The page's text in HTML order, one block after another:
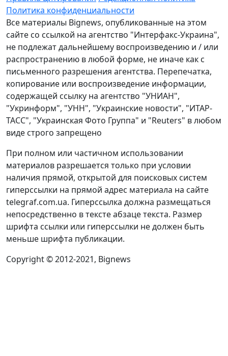
Политика конфиденциальности
Все материалы Bignews, опубликованные на этом
сайте со ссылкой на агентство "Интерфакс-Украина",
не подлежат дальнейшему воспроизведению и / или
распространению в любой форме, не иначе как с
письменного разрешения агентства. Перепечатка,
копирование или воспроизведение информации,
содержащей ссылку на агентство "УНИАН",
"Укринформ", "УНН", "Украинские новости", "ИТАР-
ТАСС", "Украинская Фото Группа" и "Reuters" в любом
виде строго запрещено
При полном или частичном использовании
материалов разрешается только при условии
наличия прямой, открытой для поисковых систем
гиперссылки на прямой адрес материала на сайте
telegraf.com.ua. Гиперссылка должна размещаться
непосредственно в тексте абзаце текста. Размер
шрифта ссылки или гиперссылки не должен быть
меньше шрифта публикации.
Copyright © 2012-2021, Bignews